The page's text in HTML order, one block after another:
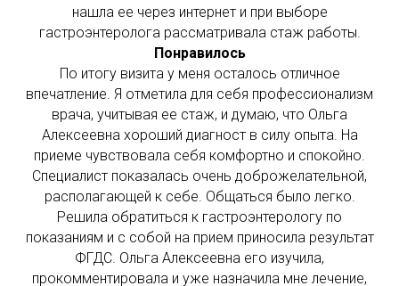
нашла ее через интернет и при выборе
гастроэнтеролога рассматривала стаж работы.
Понравилось
По итогу визита у меня осталось отличное
впечатление. Я отметила для себя профессионализм
врача, учитывая ее стаж, и думаю, что Ольга
Алексеевна хороший диагност в силу опыта. На
приеме чувствовала себя комфортно и спокойно.
Специалист показалась очень доброжелательной,
располагающей к себе. Общаться было легко.
Решила обратиться к гастроэнтерологу по
показаниям и с собой на прием приносила результат
ФГДС. Ольга Алексеевна его изучила,
прокомментировала и уже назначила мне лечение,